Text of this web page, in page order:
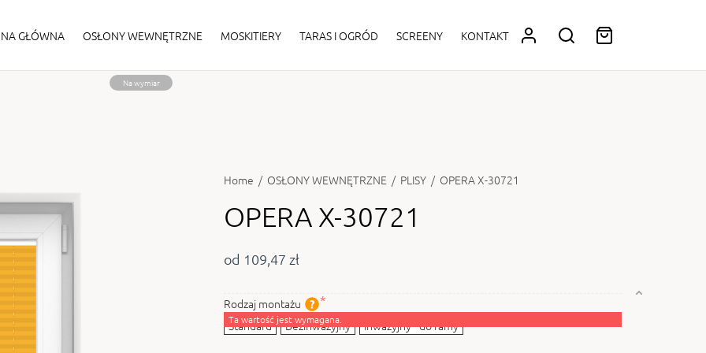
GŁÓWNA OSŁONY WEWNĘTRZNE MOSKITIERY TARAS I OGRÓD SCREENY KONTAKT
Na wymiar
Home / OSŁONY WEWNĘTRZNE / PLISY / OPERA X-30721
OPERA X-30721
od 109,47 zł
Rodzaj montażu
Standard
Bezinwazyjny Inwazyjny - do ramy
Ta wartość jest wymagana.